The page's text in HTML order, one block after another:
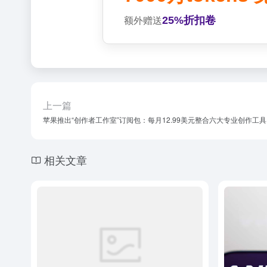
额外赠送25%折扣卷
上一篇
苹果推出“创作者工作室”订阅包：每月12.99美元整合六大专业创作工具
相关文章